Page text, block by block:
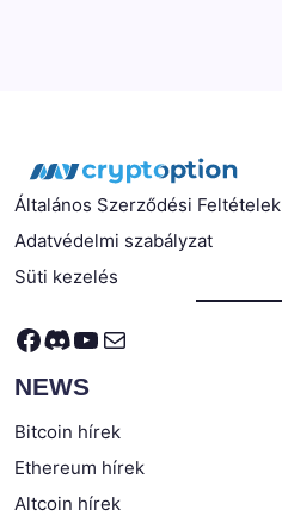
Általános Szerződési Feltételek
Adatvédelmi szabályzat
Süti kezelés
Facebook
Discord
YouTube
Mail
NEWS
Bitcoin hírek
Ethereum hírek
Altcoin hírek